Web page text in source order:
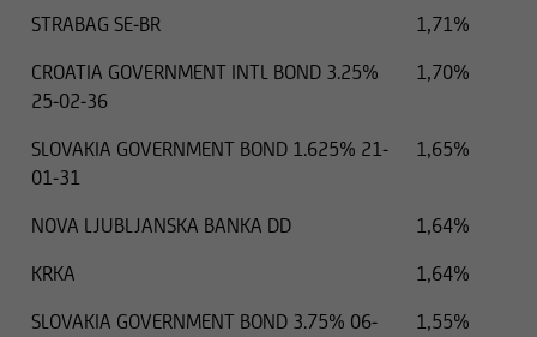
STRABAG SE-BR
1,71%
CROATIA GOVERNMENT INTL BOND 3.25%
25-02-36
1,70%
SLOVAKIA GOVERNMENT BOND 1.625% 21-
01-31
1,65%
NOVA LJUBLJANSKA BANKA DD
1,64%
KRKA
1,64%
SLOVAKIA GOVERNMENT BOND 3.75% 06-
1,55%